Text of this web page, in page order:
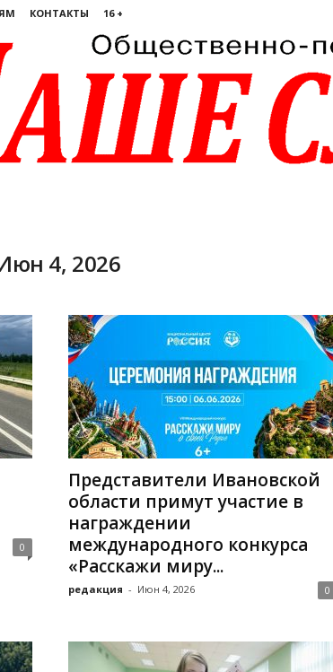
КОНТАКТЫ 16 +
4, 2026
0
Представители Ивановской
области примут участие в
награждении
международного конкурса
«Расскажи миру...
редакция - Июн 4, 2026 0